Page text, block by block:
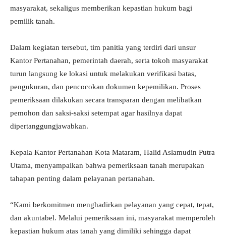
masyarakat, sekaligus memberikan kepastian hukum bagi
pemilik tanah.
Dalam kegiatan tersebut, tim panitia yang terdiri dari unsur
Kantor Pertanahan, pemerintah daerah, serta tokoh masyarakat
turun langsung ke lokasi untuk melakukan verifikasi batas,
pengukuran, dan pencocokan dokumen kepemilikan. Proses
pemeriksaan dilakukan secara transparan dengan melibatkan
pemohon dan saksi-saksi setempat agar hasilnya dapat
dipertanggungjawabkan.
Kepala Kantor Pertanahan Kota Mataram, Halid Aslamudin Putra
Utama, menyampaikan bahwa pemeriksaan tanah merupakan
tahapan penting dalam pelayanan pertanahan.
“Kami berkomitmen menghadirkan pelayanan yang cepat, tepat,
dan akuntabel. Melalui pemeriksaan ini, masyarakat memperoleh
kepastian hukum atas tanah yang dimiliki sehingga dapat